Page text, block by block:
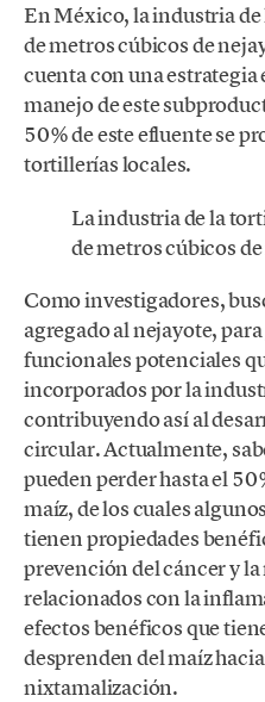
En México, la industria
de metros cúbicos de
cuenta con una estrategia
manejo de este
50% de este efluente se
tortillerías locales.
La industria de la
de metros cúbicos
Como investigadores,
agregado al nejayote,
funcionales potenciales
incorporados por la
contribuyendo así al
circular. Actualmente,
pueden perder hasta el
maíz, de los cuales
tienen propiedades
prevención del cáncer y
relacionados con la
efectos benéficos que
desprenden del maíz
nixtamalización.